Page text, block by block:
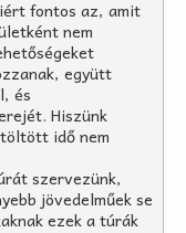
fontos az, amit
nem
együtt
és
Hiszünk
idő nem
szervezünk,
jövedelműek se
ezek a túrák